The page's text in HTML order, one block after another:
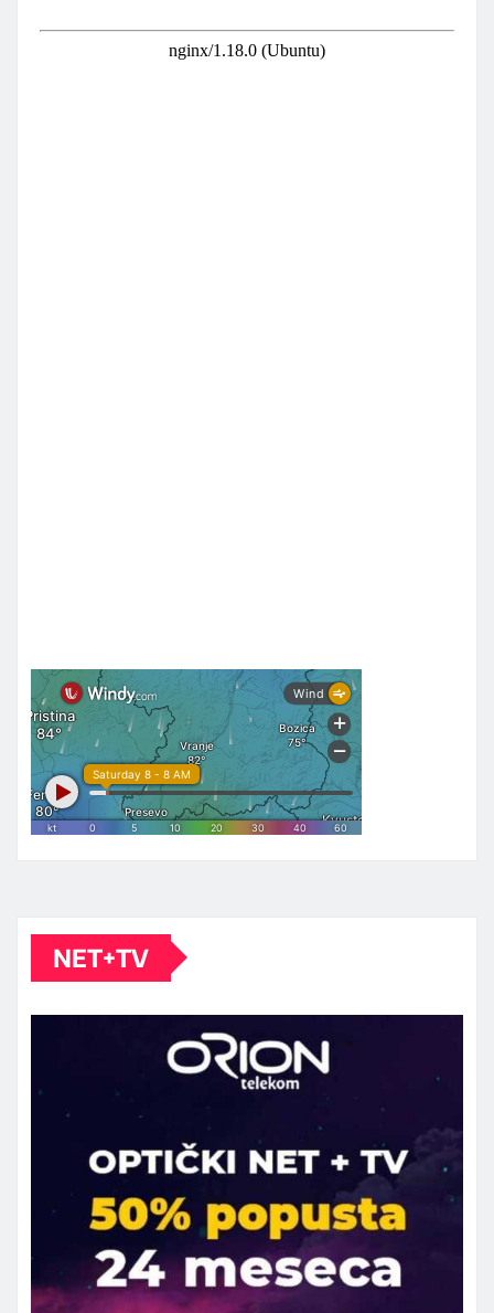
NET+TV